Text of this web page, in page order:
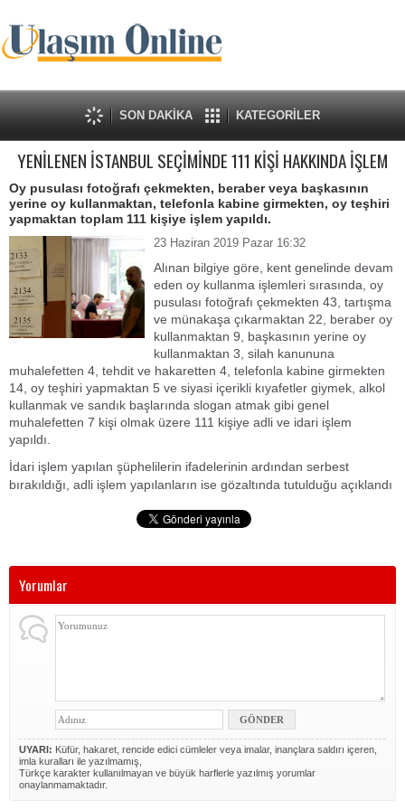
SON DAKİKA KATEGORİLER
YENİLENEN İSTANBUL SEÇİMİNDE 111 KİŞİ HAKKINDA İŞLEM
Oy pusulası fotoğrafı çekmekten, beraber veya başkasının
yerine oy kullanmaktan, telefonla kabine girmekten, oy teşhiri
yapmaktan toplam 111 kişiye işlem yapıldı.
23 Haziran 2019 Pazar 16:32
Alınan bilgiye göre, kent genelinde devam
eden oy kullanma işlemleri sırasında, oy
pusulası fotoğrafı çekmekten 43, tartışma
ve münakaşa çıkarmaktan 22, beraber oy
kullanmaktan 9, başkasının yerine oy
kullanmaktan 3, silah kanununa
muhalefetten 4, tehdit ve hakaretten 4, telefonla kabine girmekten
14, oy teşhiri yapmaktan 5 ve siyasi içerikli kıyafetler giymek, alkol
kullanmak ve sandık başlarında slogan atmak gibi genel
muhalefetten 7 kişi olmak üzere 111 kişiye adli ve idari işlem
yapıldı.
İdari işlem yapılan şüphelilerin ifadelerinin ardından serbest
bırakıldığı, adli işlem yapılanların ise gözaltında tutulduğu açıklandı
Yorumlar
UYARI: Küfür, hakaret, rencide edici cümleler veya imalar, inançlara saldırı içeren,
imla kuralları ile yazılmamış,
Türkçe karakter kullanılmayan ve büyük harflerle yazılmış yorumlar
onaylanmamaktadır.